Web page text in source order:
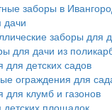
заборы в
дачи
заборы для
для дачи из
для детских садов
ограждения для
для клумб и газонов